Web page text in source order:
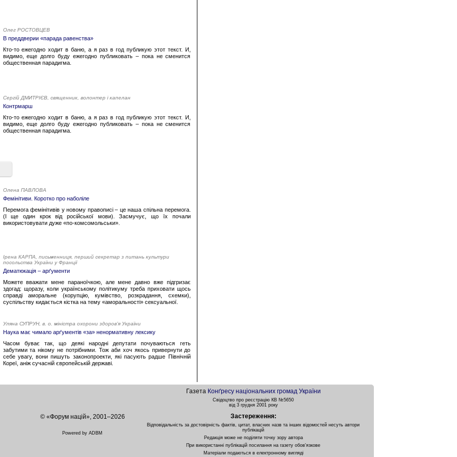
Олег РОСТОВЦЕВ
В преддверии «парада равенства»
Кто-то ежегодно ходит в баню, а я раз в год публикую этот текст. И,
видимо, еще долго буду ежегодно публиковать – пока не сменится
общественная парадигма.
Сергій ДМИТРІЄВ, священник, волонтер і капелан
Контрмарш
Кто-то ежегодно ходит в баню, а я раз в год публикую этот текст. И,
видимо, еще долго буду ежегодно публиковать – пока не сменится
общественная парадигма.
Олена ПАВЛОВА
Фемінітиви. Коротко про наболіле
Перемога фемінітивів у новому правописі – це наша спільна перемога.
(І ще один крок від російської мови). Засмучує, що їх почали
використовувати дуже «по-комсомольськи».
Ірена КАРПА, письменниця, перший секретар з питань культури
посольства України у Франції
Дематюкація – арґументи
Можете вважати мене параноїчкою, але мене давно вже підгризає
здогад: щоразу, коли українському політикуму треба приховати щось
справді аморальне (корупцію, кумівство, розкрадання, схемки),
суспільству кидається кістка на тему «аморальності» сексуальної.
Уляна СУПРУН, в. о. міністра охорони здоров’я України
Наука має чимало арґументів «за» ненормативну лексику
Часом буває так, що деякі народні депутати почуваються геть
забутими та нікому не потрібними. Тож аби хоч якось привернути до
себе увагу, вони пишуть законопроекти, які пасують радше Північній
Кореї, аніж сучасній європейській державі.
© «Форум націй», 2001–2026
Powered by ADBM
Газета Конґресу національних громад України
Свідоцтво про реєстрацію КВ №5650
від 3 грудня 2001 року
Застереження:
Відповідальність за достовірність фактів, цитат, власних назв та інших відомостей несуть автори
публікацій
Редакція може не поділяти точку зору автора
При використанні публікацій посилання на газету обов'язкове
Матеріали подаються в електронному вигляді